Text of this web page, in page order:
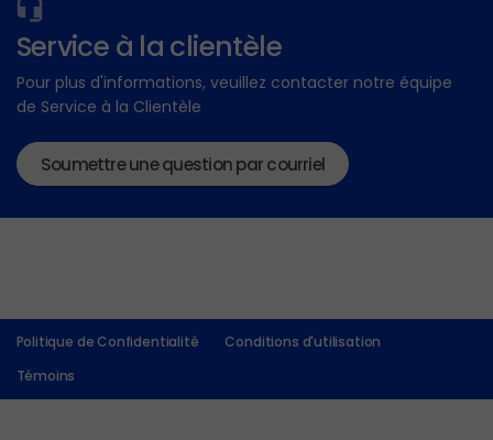
Service à la clientèle
Pour plus d'informations, veuillez contacter notre équipe
de Service à la Clientèle
Soumettre une question par courriel
Politique de Confidentialité
Conditions d'utilisation
Témoins